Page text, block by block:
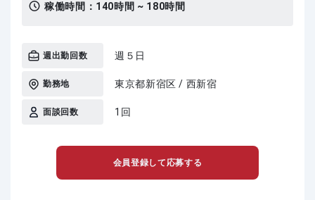
稼働時間： 140時間 ~ 180時間
週出勤回数 週５日
勤務地 東京都新宿区 / 西新宿
面談回数 1回
会員登録して応募する